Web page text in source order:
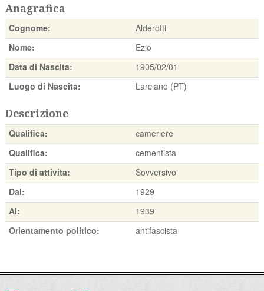
Anagrafica
Cognome:
Alderotti
Nome:
Ezio
Data di Nascita:
1905/02/01
Luogo di Nascita:
Larciano (PT)
Descrizione
Qualifica:
cameriere
Qualifica:
cementista
Tipo di attivita:
Sovversivo
Dal:
1929
Al:
1939
Orientamento politico:
antifascista